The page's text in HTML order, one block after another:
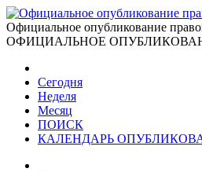
Официальное опубликование
ОФИЦИАЛЬНОЕ
Сегодня
Неделя
Месяц
ПОИСК
КАЛЕНДАРЬ